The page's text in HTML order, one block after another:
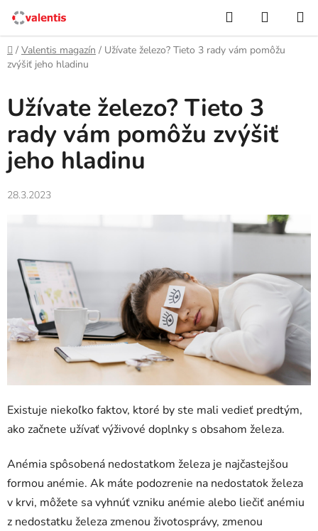
Prejsť
obsah
Hľadať
KOŠÍK
Domov
/ Valentis magazín / Užívate železo? Tieto 3 rady vám pomôžu
zvýšiť jeho hladinu
Užívate železo? Tieto 3
rady vám pomôžu zvýšiť
jeho hladinu
28.3.2023
Existuje niekoľko faktov, ktoré by ste mali vedieť predtým,
ako začnete užívať výživové doplnky s obsahom železa.
Anémia spôsobená nedostatkom železa je najčastejšou
formou anémie. Ak máte podozrenie na nedostatok železa
v krvi, môžete sa vyhnúť vzniku anémie alebo liečiť anémiu
z nedostatku železa zmenou životosprávy, zmenou